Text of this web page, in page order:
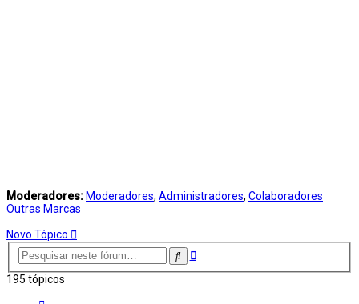
Moderadores: Moderadores, Administradores, Colaboradores
Outras Marcas
Novo Tópico
Pesquisar
Pesquisa
195 tópicos